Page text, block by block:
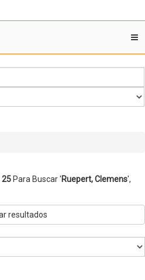
25 Para Buscar 'Ruepert, Clemens',
resultados